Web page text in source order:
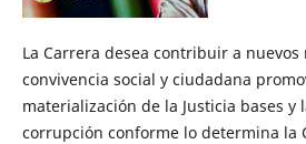
La Carrera desea contribuir a nuevos
convivencia social y ciudadana
materialización de la Justicia bases y
corrupción conforme lo determina la